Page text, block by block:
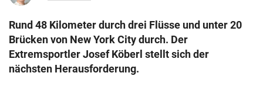
Rund 48 Kilometer durch drei Flüsse und unter 20
Brücken von New York City durch. Der
Extremsportler Josef Köberl stellt sich der
nächsten Herausforderung.